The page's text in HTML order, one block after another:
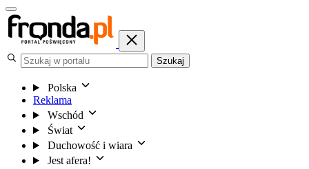
Szukaj
Polska
Reklama
Wschód
Świat
Duchowość i wiara
Jest afera!